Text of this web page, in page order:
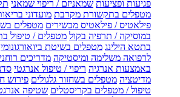
פגיעות ופציעות שמאניזם / ריפוי שמאני
מטפלים בתקשורת מקרבת מועדוני
פילאטיס / פילאטיס מכשירים מטפלים
במוסיקה / תרפיה בקול מטפלים / טיפול
בתטא הילינג מטפלים בשיטת ביואורגונומי
לרפואה משלימה ומיסטיקה מדריכים
באמצעות אנרגיה ריפוי / טיפול אנרגטי
מדיטציה מטפלים בשחזור גלגולים פירוש
טיפול / מטפלים בקריסטלים שטיפה